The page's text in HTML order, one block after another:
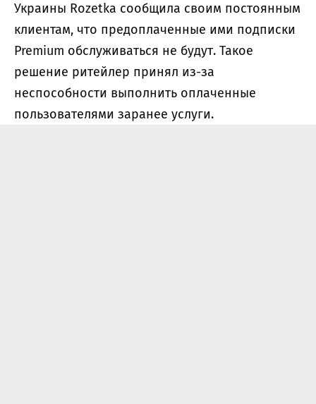
Украины Rozetka сообщила своим постоянным
клиентам, что предоплаченные ими подписки
Premium обслуживаться не будут. Такое
решение ритейлер принял из-за
неспособности выполнить оплаченные
пользователями заранее услуги.